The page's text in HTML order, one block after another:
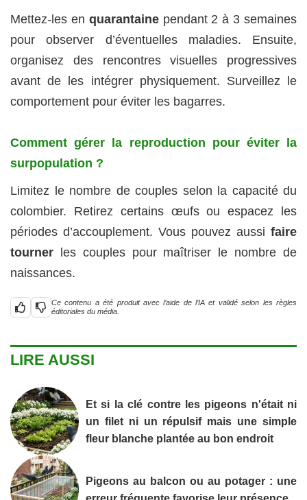
Mettez-les en quarantainependant 2 à 3 semaines
pour observer d’éventuelles maladies. Ensuite,
organisez des rencontres visuelles progressives
avant de les intégrer physiquement. Surveillez le
comportement pour éviter les bagarres.
Comment gérer la reproduction pour éviter la
surpopulation ?
Limitez le nombre de couples selon la capacité du
colombier. Retirez certains œufs ou espacez les
périodes d’accouplement. Vous pouvez aussi faire
tourner les couples pour maîtriser le nombre de
naissances.
Ce contenu a été produit avec l’aide de l’IA et validé selon les règles
éditoriales du média.
LIRE AUSSI
Et si la clé contre les pigeons n'était ni
un filet ni un répulsif mais une simple
fleur blanche plantée au bon endroit
Pigeons au balcon ou au potager : une